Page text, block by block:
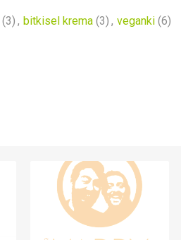
(3) , bitkisel krema (3) , veganki (6)